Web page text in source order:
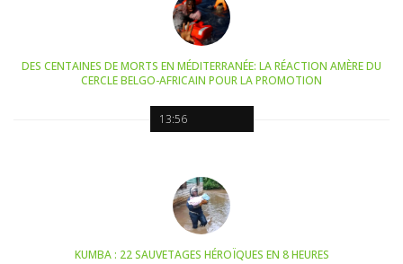
13:56
DES CENTAINES DE MORTS EN MÉDITERRANÉE: LA RÉACTION AMÈRE DU
CERCLE BELGO-AFRICAIN POUR LA PROMOTION
KUMBA : 22 SAUVETAGES HÉROÏQUES EN 8 HEURES